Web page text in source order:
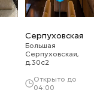
Серпуховская
Большая
Серпуховская,
д.30с2
Открыто до
04:00